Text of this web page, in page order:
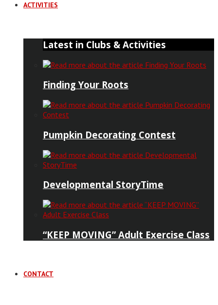
ACTIVITIES
Latest in Clubs & Activities
Finding Your Roots
Pumpkin Decorating Contest
Developmental StoryTime
“KEEP MOVING” Adult Exercise Class
CONTACT